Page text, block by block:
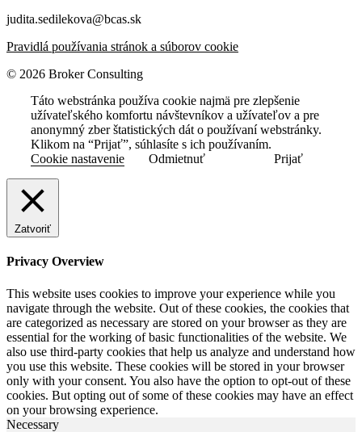
judita.sedilekova@bcas.sk
Pravidlá používania stránok a súborov cookie
© 2026 Broker Consulting
Táto webstránka používa cookie najmä pre zlepšenie
užívateľského komfortu návštevníkov a užívateľov a pre
anonymný zber štatistických dát o používaní webstránky.
Klikom na “Prijať”, súhlasíte s ich používaním.
Cookie nastavenie
Odmietnuť Prijať
Zatvoriť
Privacy Overview
This website uses cookies to improve your experience while you
navigate through the website. Out of these cookies, the cookies that
are categorized as necessary are stored on your browser as they are
essential for the working of basic functionalities of the website. We
also use third-party cookies that help us analyze and understand how
you use this website. These cookies will be stored in your browser
only with your consent. You also have the option to opt-out of these
cookies. But opting out of some of these cookies may have an effect
on your browsing experience.
Necessary